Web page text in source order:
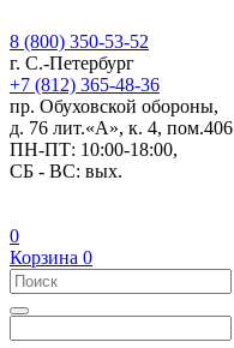
8 (800) 350-53-52
г. С.-Петербург
+7 (812) 365-48-36
пр. Обуховской обороны,
д. 76 лит.«А», к. 4, пом.406
ПН-ПТ: 10:00-18:00,
СБ - ВС: вых.
0
Корзина 0